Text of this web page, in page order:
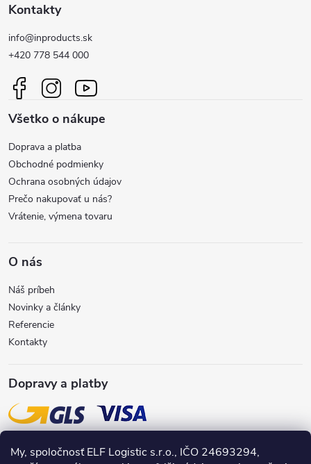
My, spoločnosť ELF Logistic s.r.o., IČO 24693294,
á
p
ä
e
Kontakty
info@inproducts.sk
+420 778 544 000
Všetko o nákupe
Doprava a platba
Obchodné podmienky
Ochrana osobných údajov
Prečo nakupovať u nás?
Vrátenie, výmena tovaru
O nás
Náš príbeh
Novinky a články
Referencie
Kontakty
Dopravy a platby